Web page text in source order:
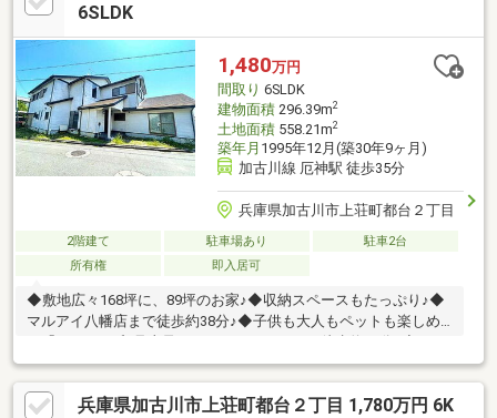
6SLDK
1,480万円
間取り 6SLDK
建物面積296.39m2
土地面積558.21m2
築年月 1995年12月(築30年9ヶ月)
加古川線 厄神駅 徒歩35分
兵庫県加古川市上荘町都台２丁目
2階建て 駐車場あり
駐車2台
所有権
即入居可
◆敷地広々168坪に、89坪のお家♪◆収納スペースもたっぷり♪◆
マルアイ八幡店まで徒歩約38分♪◆子供も大人もペットも楽しめ
兵庫県加古川市上荘町都台２丁目 1,780万円 6K